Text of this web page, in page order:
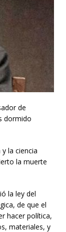
de
dormido
la ciencia
la muerte
la ley del
de que el
hacer política,
materiales, y